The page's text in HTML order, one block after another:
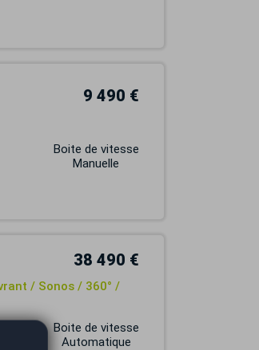
9 490 €
Boite de vitesse
Manuelle
38 490 €
/ Sonos / 360° /
Boite de vitesse
Automatique